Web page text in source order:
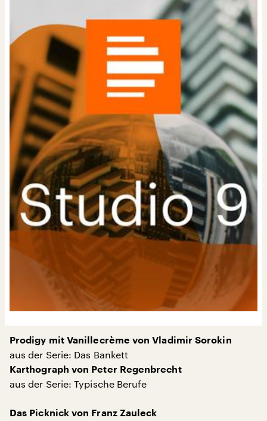
Prodigy mit Vanillecrème von Vladimir Sorokin
aus der Serie: Das Bankett
Karthograph von Peter Regenbrecht
aus der Serie: Typische Berufe
Das Picknick von Franz Zauleck